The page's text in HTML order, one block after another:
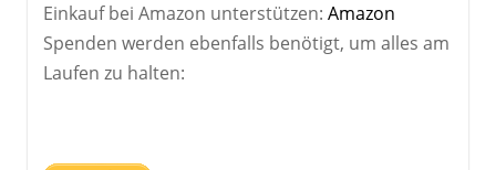
Einkauf bei Amazon unterstützen: Amazon
Spenden werden ebenfalls benötigt, um alles am
Laufen zu halten: